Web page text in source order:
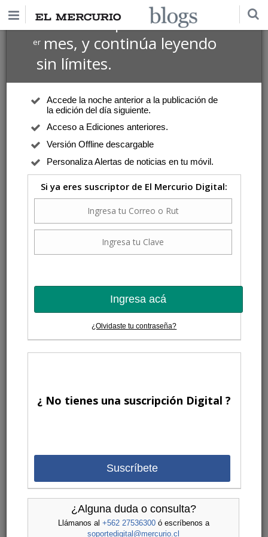
Suscríbete por $1 USD
ermes, y continúa leyendo
sin límites.
Accede la noche anterior a la publicación de
la edición del día siguiente.
Acceso a Ediciones anteriores.
Versión Offline descargable
Personaliza Alertas de noticias en tu móvil.
Si ya eres suscriptor de El Mercurio Digital:
Ingresa acá
¿Olvidaste tu contraseña?
¿ No tienes una suscripción Digital ?
Suscríbete
¿Alguna duda o consulta?
Llámanos al +562 27536300ó escríbenos a
soportedigital@mercurio.cl